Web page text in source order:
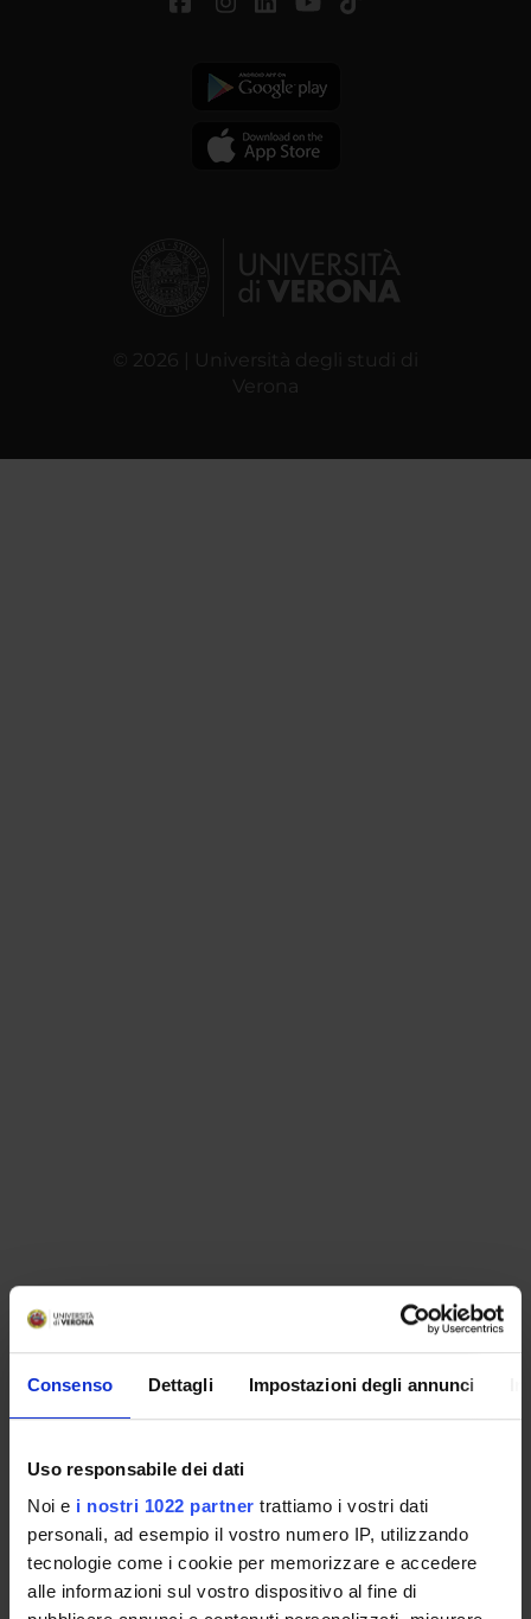
Consenso Dettagli Impostazioni degli annunci
Uso responsabile dei dati
Noi e i nostri 1022 partner trattiamo i vostri dati
personali, ad esempio il vostro numero IP, utilizzando
tecnologie come i cookie per memorizzare e accedere
alle informazioni sul vostro dispositivo al fine di
© 2026 | Università degli studi di
Verona